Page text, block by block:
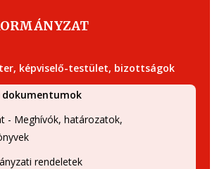
képviselő-testület, bizottságok
dokumentumok
- Meghívók, határozatok,
rendeletek